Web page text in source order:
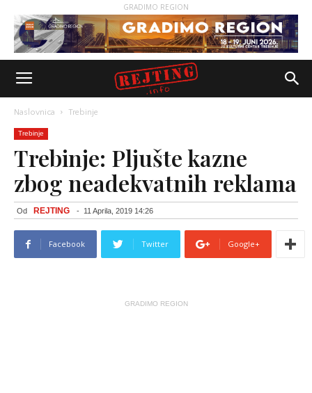
GRADIMO REGION
Naslovnica Trebinje
Trebinje
Trebinje: Pljušte kazne
zbog neadekvatnih reklama
Od REJTING - 11 Aprila, 2019 14:26
Facebook Twitter Google+
GRADIMO REGION